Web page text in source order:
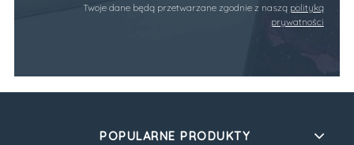
Twoje dane będą przetwarzane zgodnie z naszą polityką
prywatności
POPULARNE PRODUKTY